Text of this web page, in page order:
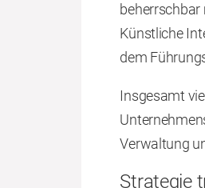
Künstliche
dem
Insgesamt
Verwaltung
Strategie